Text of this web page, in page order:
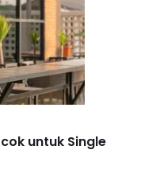
untuk Single